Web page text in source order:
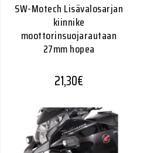
SW-Motech Lisävalosarjan
kiinnike
moottorinsuojarautaan
27mm hopea
21,30€